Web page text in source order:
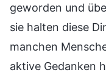
geworden und
sie halten diese
manchen
aktive Gedanken